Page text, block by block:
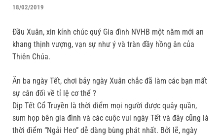
18/02/2019
Đầu Xuân, xin kính chúc quý Gia đình NVHB một năm mới an
khang thịnh vượng, vạn sự như ý và tràn đầy hồng ân của
Thiên Chúa.
Ăn ba ngày Tết, chơi bảy ngày Xuân chắc đã làm các bạn mất
sự cân đối về tỉ lệ cơ thể ?
Dịp Tết Cổ Truyền là thời điểm mọi người được quây quần,
sum họp bên gia đình và các cuộc vui ngày Tết và đây cũng là
thời điểm “Ngải Heo” dễ dàng bùng phát nhất. Bởi lẽ, ngày